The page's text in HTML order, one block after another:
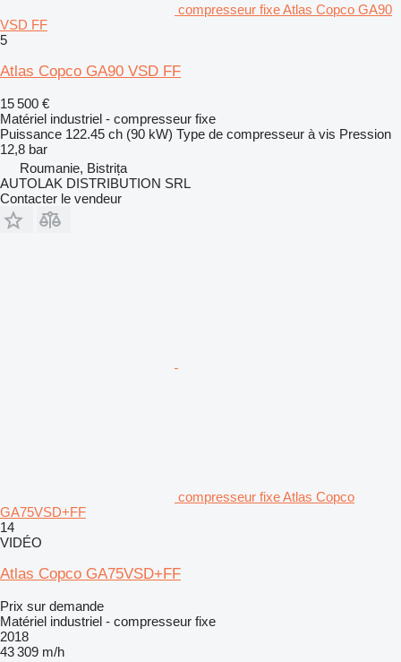
compresseur fixe Atlas Copco GA90
VSD FF
5
Atlas Copco GA90 VSD FF
15 500 €
Matériel industriel - compresseur fixe
Puissance 122.45 ch (90 kW) Type de compresseur à vis Pression
12,8 bar
Roumanie, Bistrița
AUTOLAK DISTRIBUTION SRL
Contacter le vendeur
compresseur fixe Atlas Copco
GA75VSD+FF
14
VIDÉO
Atlas Copco GA75VSD+FF
Prix sur demande
Matériel industriel - compresseur fixe
2018
43 309 m/h